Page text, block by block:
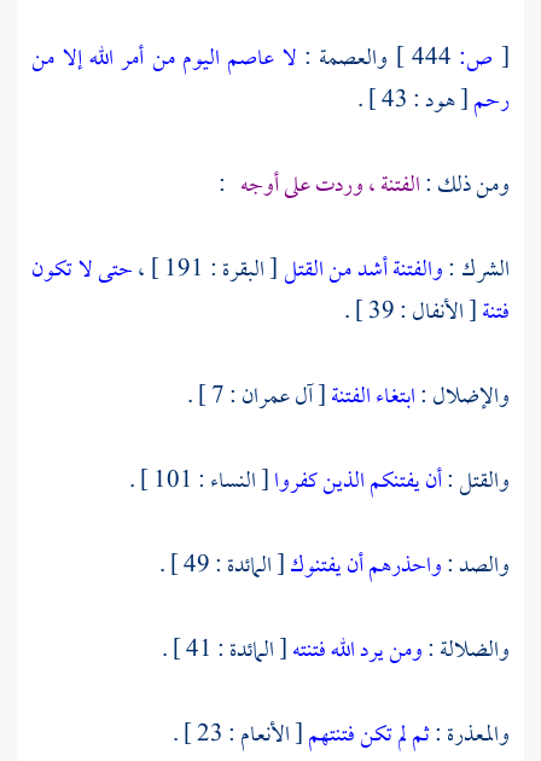
[ ص: والعصمة : لا عاصم اليوم من أمر الله إلا من
رحم[ هود : 43 ] .
ومن ذلك :الفتنة ، وردت على أوجه :
الشرك :والفتنة أشد من القتل[ البقرة : 191 ] ،
حتى لا تكون
فتنة[ الأنفال : 39 ] .
والإضلال :ابتغاء الفتنة[ آل عمران : 7 ] .
والقتل :أن يفتنكم الذين كفروا[ النساء : 101 ] .
والصد :واحذرهم أن يفتنوك[ المائدة : 49 ] .
والضلالة :ومن يرد الله فتنته[ المائدة : 41 ] .
والمعذرة :ثم لم تكن فتنتهم[ الأنعام : 23 ] .